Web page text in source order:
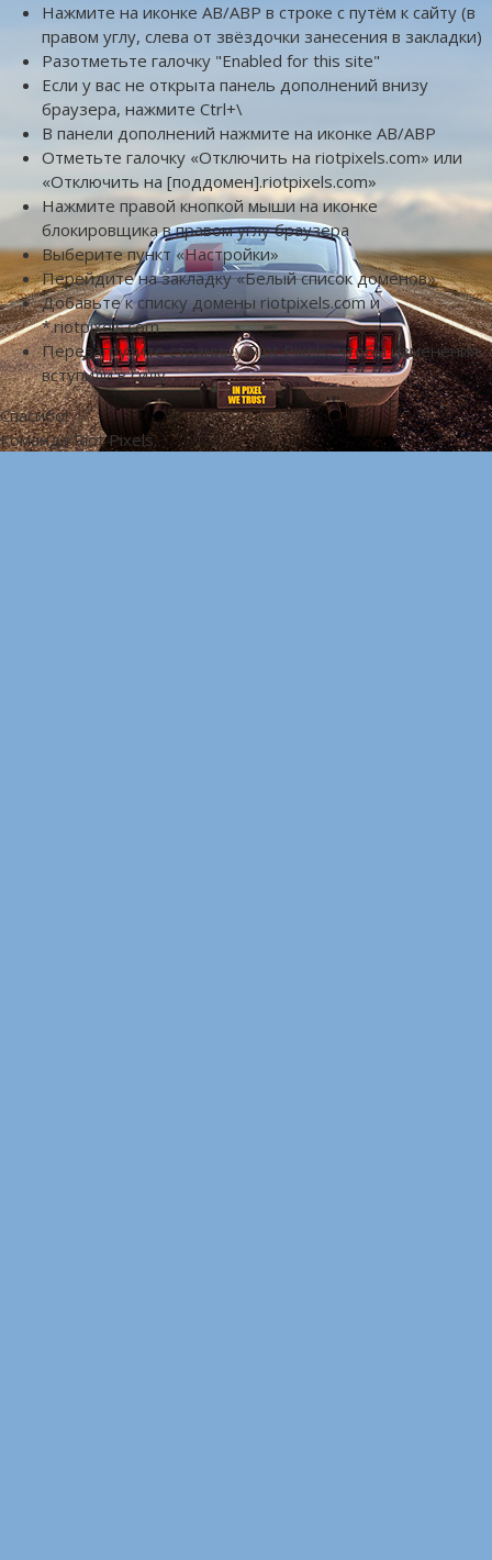
Нажмите на иконке AB/ABP в строке с путём к сайту (в
правом углу, слева от звёздочки занесения в закладки)
Разотметьте галочку "Enabled for this site"
Если у вас не открыта панель дополнений внизу
браузера, нажмите Ctrl+\
В панели дополнений нажмите на иконке AB/ABP
Отметьте галочку «Отключить на riotpixels.com» или
«Отключить на [поддомен].riotpixels.com»
Нажмите правой кнопкой мыши на иконке
блокировщика в правом углу браузера
Выберите пункт «Настройки»
Перейдите на закладку «Белый список доменов»
Добавьте к списку домены riotpixels.com и
*.riotpixels.com
Перезагрузите страницу Riot Pixels, чтобы изменения
вступили в силу
Спасибо!
Команда Riot Pixels.